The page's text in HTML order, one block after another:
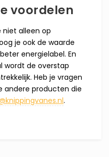
voordelen
niet alleen op
je ook de waarde
energielabel. En
wordt de overstap
Heb je vragen
andere producten die
.